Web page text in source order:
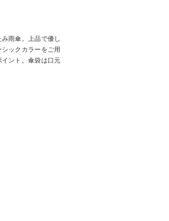
雨傘。上品で優し
ックカラーをご用
ント。傘袋は口元